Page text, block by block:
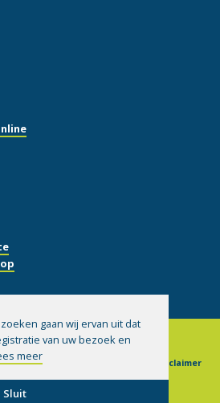
gaan wij ervan uit dat
van uw bezoek en
meer
Sluit
| Algemene voorwaarden
Disclaimer